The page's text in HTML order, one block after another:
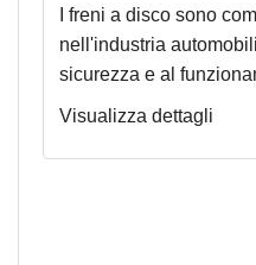
I freni a disco sono
nell'industria
sicurezza e al
Visualizza dettagli